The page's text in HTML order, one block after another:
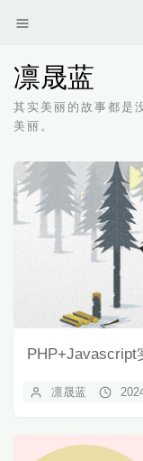
凛晟蓝
其实美丽的故事都是
美丽。
PHP+Javascript
凛晟蓝